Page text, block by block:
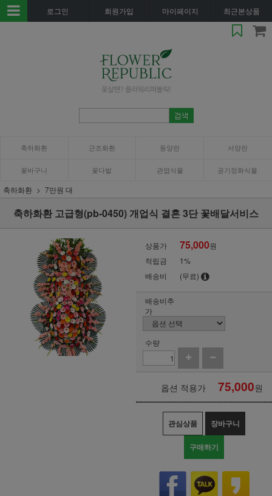
로그인 회원가입 마이페이지 최근본상품
축하화환 근조화환 동양란 서양란
꽃바구니 꽃다발 관엽식물 공기정화식물
축하화환 7만원 대
축하화환 고급형(pb-0450) 개업식 결혼 3단 꽃배달서비스
상품가 75,000원
적립금
1%
배송비
(무료)
배송비추
가
수량
옵션 적용가 75,000원
관심상품 장바구니
구매하기